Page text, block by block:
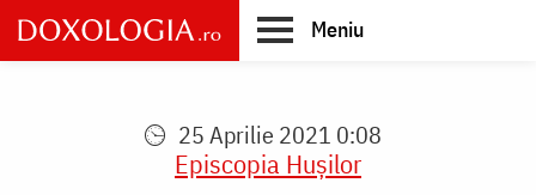
Skip
to
main
Meniu
25 Aprilie 2021 0:08
Episcopia Huşilor